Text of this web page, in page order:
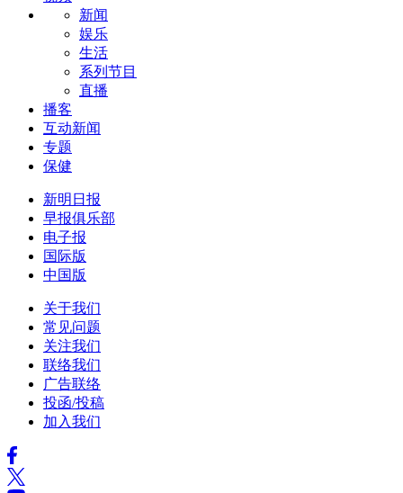
新闻
娱乐
生活
系列节目
直播
播客
互动新闻
专题
保健
新明日报
早报俱乐部
电子报
国际版
中国版
关于我们
常见问题
关注我们
联络我们
广告联络
投函/投稿
加入我们